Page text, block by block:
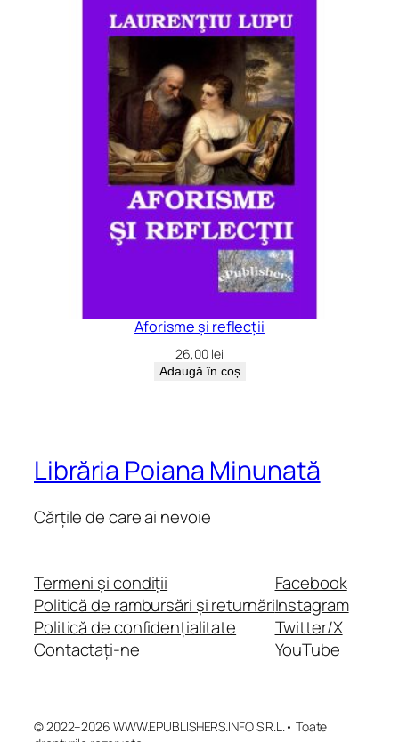
Aforisme și reflecții
26,00 lei
Adaugă în coș
Librăria Poiana Minunată
Cărțile de care ai nevoie
Termeni și condiții
Politică de rambursări și returnări
Politică de confidențialitate
Contactați-ne
Facebook
Instagram
Twitter/X
YouTube
© 2022–2026 WWW.EPUBLISHERS.INFO S.R.L.• Toate